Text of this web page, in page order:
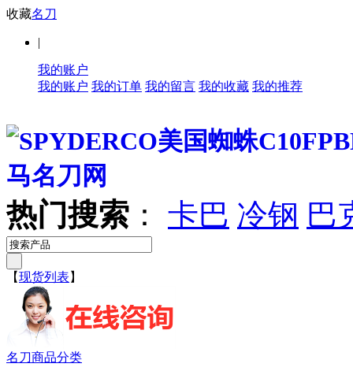
收藏名刀
|
我的账户
我的账户 我的订单 我的留言 我的收藏 我的推荐
热门搜索 ： 卡巴 冷钢 巴
【现货列表 】
名刀商品分类